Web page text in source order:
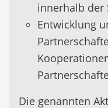
innerhalb der
Entwicklung
Die genannten